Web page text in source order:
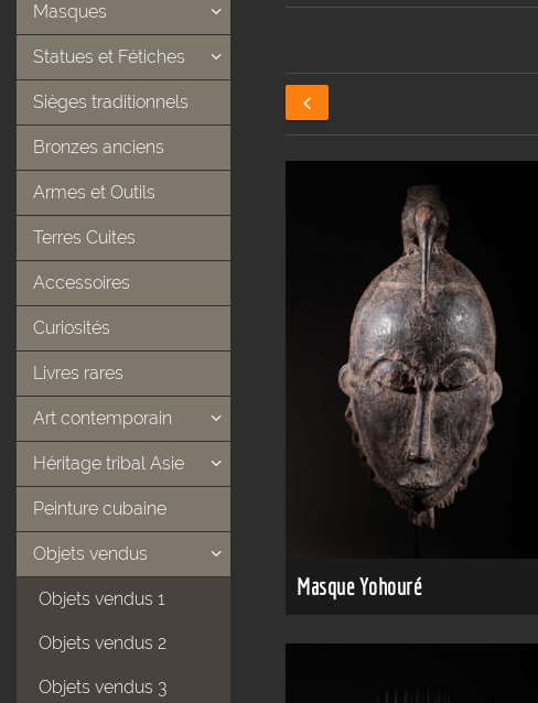
Masques
Statues et Fétiches
Sièges traditionnels
Bronzes anciens
Armes et Outils
Terres Cuites
Accessoires
Curiosités
Livres rares
Art contemporain
Héritage tribal Asie
Peinture cubaine
Objets vendus
Objets vendus 1
Objets vendus 2
Objets vendus 3
Masque Yohouré